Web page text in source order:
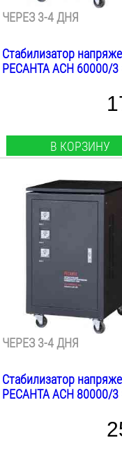
ЧЕРЕЗ 3-4 ДНЯ
Стабилизатор
РЕСАНТА АСН 60000/
В КОРЗИНУ
ЧЕРЕЗ 3-4 ДНЯ
Стабилизатор
РЕСАНТА АСН 80000/